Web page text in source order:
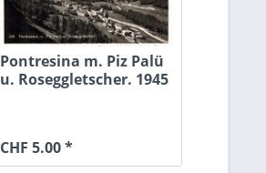
Pontresina m. Piz Palü
u. Roseggletscher. 1945
CHF 5.00 *